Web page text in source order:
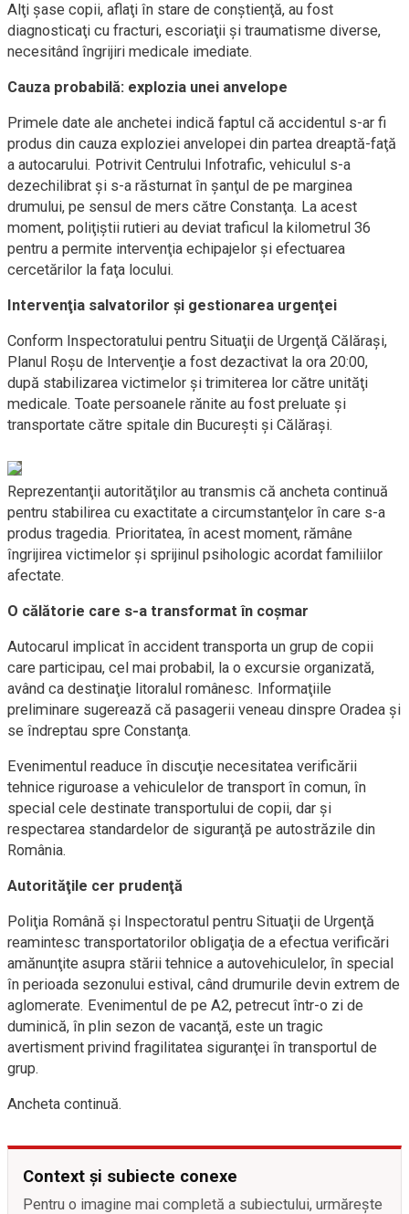
Alţi şase copii, aflaţi în stare de conştienţă, au fost
diagnosticaţi cu fracturi, escoriaţii şi traumatisme diverse,
necesitând îngrijiri medicale imediate.
Cauza probabilă: explozia unei anvelope
Primele date ale anchetei indică faptul că accidentul s-ar fi
produs din cauza exploziei anvelopei din partea dreaptă-faţă
a autocarului. Potrivit Centrului Infotrafic, vehiculul s-a
dezechilibrat şi s-a răsturnat în şanţul de pe marginea
drumului, pe sensul de mers către Constanţa. La acest
moment, poliţiştii rutieri au deviat traficul la kilometrul 36
pentru a permite intervenţia echipajelor şi efectuarea
cercetărilor la faţa locului.
Intervenţia salvatorilor şi gestionarea urgenţei
Conform Inspectoratului pentru Situaţii de Urgenţă Călăraşi,
Planul Roşu de Intervenţie a fost dezactivat la ora 20:00,
după stabilizarea victimelor şi trimiterea lor către unităţi
medicale. Toate persoanele rănite au fost preluate şi
transportate către spitale din Bucureşti şi Călăraşi.
Reprezentanţii autorităţilor au transmis că ancheta continuă
pentru stabilirea cu exactitate a circumstanţelor în care s-a
produs tragedia. Prioritatea, în acest moment, rămâne
îngrijirea victimelor şi sprijinul psihologic acordat familiilor
afectate.
O călătorie care s-a transformat în coşmar
Autocarul implicat în accident transporta un grup de copii
care participau, cel mai probabil, la o excursie organizată,
având ca destinaţie litoralul românesc. Informaţiile
preliminare sugerează că pasagerii veneau dinspre Oradea şi
se îndreptau spre Constanţa.
Evenimentul readuce în discuţie necesitatea verificării
tehnice riguroase a vehiculelor de transport în comun, în
special cele destinate transportului de copii, dar şi
respectarea standardelor de siguranţă pe autostrăzile din
România.
Autorităţile cer prudenţă
Poliţia Română şi Inspectoratul pentru Situaţii de Urgenţă
reamintesc transportatorilor obligaţia de a efectua verificări
amănunţite asupra stării tehnice a autovehiculelor, în special
în perioada sezonului estival, când drumurile devin extrem de
aglomerate. Evenimentul de pe A2, petrecut într-o zi de
duminică, în plin sezon de vacanţă, este un tragic
avertisment privind fragilitatea siguranţei în transportul de
grup.
Ancheta continuă.
Context și subiecte conexe
Pentru o imagine mai completă a subiectului, urmărește